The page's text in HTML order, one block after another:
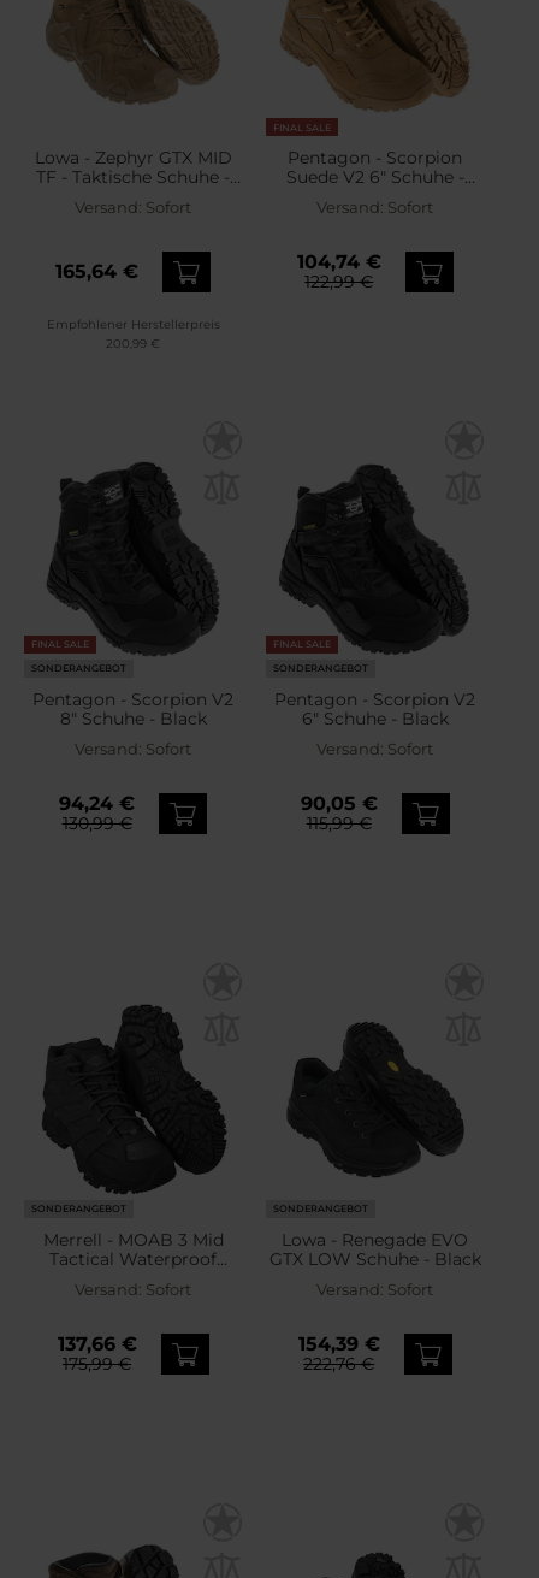
Lowa - Zephyr GTX MID
TF - Taktische Schuhe -
Coyote OP
Versand: Sofort
165,64 €
Empfohlener Herstellerpreis
200,99 €
FINAL SALE
Pentagon - Scorpion
Suede V2 6" Schuhe -
Versand: Sofort
104,74 €
122,99 €
FINAL SALE
SONDERANGEBOT
Pentagon - Scorpion V2
8" Schuhe - Black
Versand: Sofort
94,24 €
130,99 €
FINAL SALE
SONDERANGEBOT
Pentagon - Scorpion V2
6" Schuhe - Black
Versand: Sofort
90,05 €
115,99 €
SONDERANGEBOT
Merrell - MOAB 3 Mid
Tactical Waterproof
Schuhe - Black
Versand: Sofort
137,66 €
175,99 €
SONDERANGEBOT
Lowa - Renegade EVO
GTX LOW Schuhe - Black
Versand: Sofort
154,39 €
222,76 €